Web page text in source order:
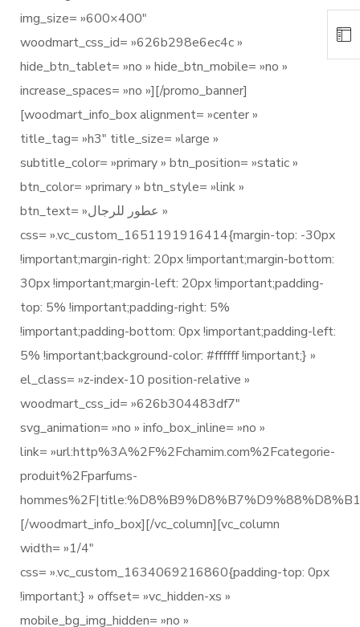
img_size= »600×400″
woodmart_css_id= »626b298e6ec4c »
hide_btn_tablet= »no » hide_btn_mobile= »no »
increase_spaces= »no »][/promo_banner]
[woodmart_info_box alignment= »center »
title_tag= »h3″ title_size= »large »
subtitle_color= »primary » btn_position= »static »
btn_color= »primary » btn_style= »link »
btn_text= »عطور للرجال »
css= ».vc_custom_1651191916414{margin-top: -30px
!important;margin-right: 20px !important;margin-bottom:
30px !important;margin-left: 20px !important;padding-
top: 5% !important;padding-right: 5%
!important;padding-bottom: 0px !important;padding-left:
5% !important;background-color: #ffffff !important;} »
el_class= »z-index-10 position-relative »
woodmart_css_id= »626b304483df7″
svg_animation= »no » info_box_inline= »no »
link= »url:http%3A%2F%2Fchamim.com%2Fcategorie-
produit%2Fparfums-
[/woodmart_info_box][/vc_column][vc_column
width= »1/4″
css= ».vc_custom_1634069216860{padding-top: 0px
!important;} » offset= »vc_hidden-xs »
mobile_bg_img_hidden= »no »